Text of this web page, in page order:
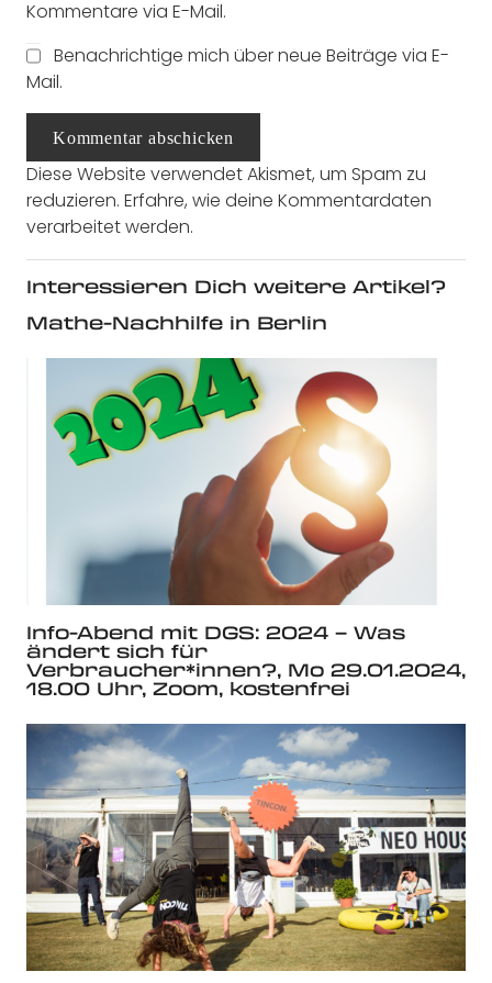
Kommentare via E-Mail.
Benachrichtige mich über neue Beiträge via E-
Mail.
Kommentar abschicken
Diese Website verwendet Akismet, um Spam zu
reduzieren. Erfahre, wie deine Kommentardaten
verarbeitet werden.
Interessieren Dich weitere Artikel?
Mathe-Nachhilfe in Berlin
Info-Abend mit DGS: 2024 – Was
ändert sich für
Verbraucher*innen?, Mo 29.01.2024,
18.00 Uhr, Zoom, kostenfrei